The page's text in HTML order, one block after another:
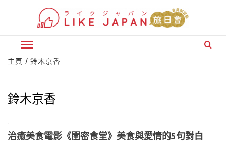
Primary
Menu
主頁 鈴木京香
鈴木京香
治癒美食電影《閨密食堂》美食與愛情的5句對白